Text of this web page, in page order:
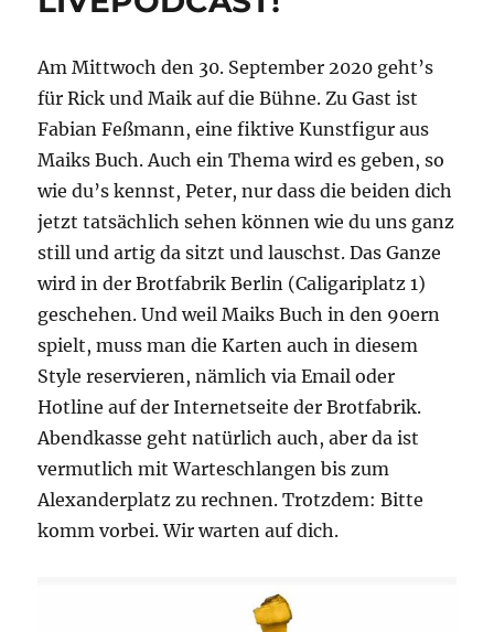
Am Mittwoch den 30. September 2020 geht’s
für Rick und Maik auf die Bühne. Zu Gast ist
Fabian Feßmann, eine fiktive Kunstfigur aus
Maiks Buch. Auch ein Thema wird es geben, so
wie du’s kennst, Peter, nur dass die beiden dich
jetzt tatsächlich sehen können wie du uns ganz
still und artig da sitzt und lauschst. Das Ganze
wird in der Brotfabrik Berlin (Caligariplatz 1)
geschehen. Und weil Maiks Buch in den 90ern
spielt, muss man die Karten auch in diesem
Style reservieren, nämlich via Email oder
Hotline auf der Internetseite der Brotfabrik.
Abendkasse geht natürlich auch, aber da ist
vermutlich mit Warteschlangen bis zum
Alexanderplatz zu rechnen. Trotzdem: Bitte
komm vorbei. Wir warten auf dich.